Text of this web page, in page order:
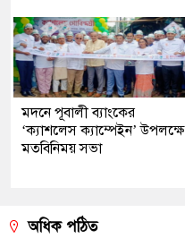
মদনে পূবালী ব্যাংকের
‘ক্যাশলেস ক্যাম্পেইন’ উপলক্ষে
মতবিনিময় সভা
অধিক পঠিত